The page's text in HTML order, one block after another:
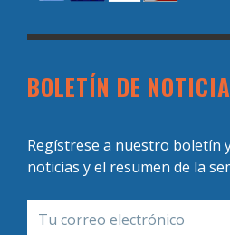
BOLETÍN DE
Regístrese a nuestro boletín
noticias y el resumen de la